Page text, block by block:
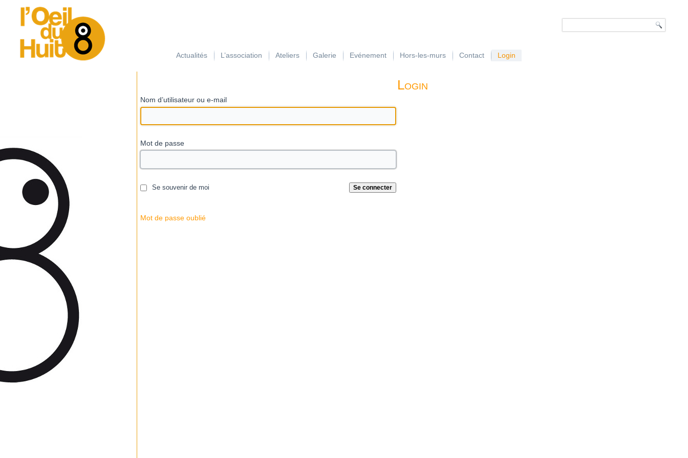
Actualités L’association Ateliers Galerie Evénement Hors-les-murs Contact Login
Login
Nom d’utilisateur ou e-mail
Mot de passe
Se souvenir de moi
Mot de passe oublié